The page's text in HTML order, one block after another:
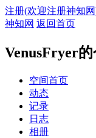
注册(欢迎注册神知
神知网 返回首页
VenusFryer
空间首页
动态
记录
日志
相册